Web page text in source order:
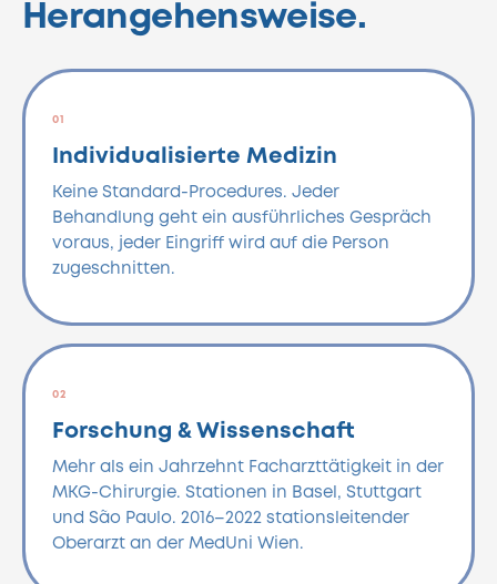
Herangehensweise.
01
Individualisierte Medizin
Keine Standard-Procedures. Jeder
Behandlung geht ein ausführliches Gespräch
voraus, jeder Eingriff wird auf die Person
zugeschnitten.
02
Forschung & Wissenschaft
Mehr als ein Jahrzehnt Facharzttätigkeit in der
MKG-Chirurgie. Stationen in Basel, Stuttgart
und São Paulo. 2016–2022 stationsleitender
Oberarzt an der MedUni Wien.